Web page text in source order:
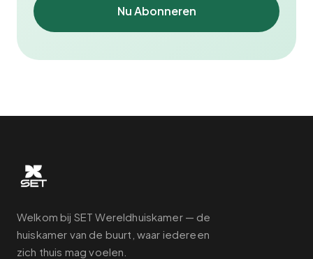
Nu Abonneren
Welkom bij SET Wereldhuiskamer — de
huiskamer van de buurt, waar iedereen
zich thuis mag voelen.